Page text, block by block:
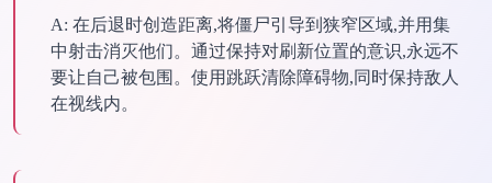
A: 在后退时创造距离,将僵尸引导到狭窄区域,并用集
中射击消灭他们。通过保持对刷新位置的意识,永远不
要让自己被包围。使用跳跃清除障碍物,同时保持敌人
在视线内。